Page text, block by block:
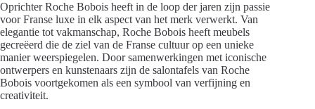
Oprichter Roche Bobois heeft in de loop der jaren zijn passie
voor Franse luxe in elk aspect van het merk verwerkt. Van
elegantie tot vakmanschap, Roche Bobois heeft meubels
gecreëerd die de ziel van de Franse cultuur op een unieke
manier weerspiegelen. Door samenwerkingen met iconische
ontwerpers en kunstenaars zijn de salontafels van Roche
Bobois voortgekomen als een symbool van verfijning en
creativiteit.